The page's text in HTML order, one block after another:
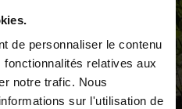
de personnaliser le contenu
relatives aux
notre trafic. Nous
sur l'utilisation de